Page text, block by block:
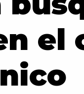
el